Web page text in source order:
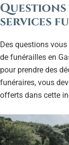
services
Des questions
de funérailles en
pour prendre des
funéraires, vous
offerts dans cette